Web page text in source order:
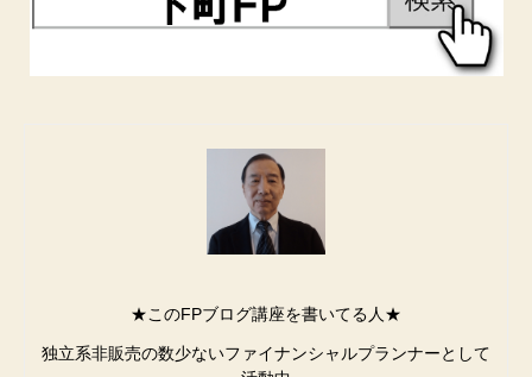
★このFPブログ講座を書いてる人★
独立系非販売の数少ないファイナンシャルプランナーとして